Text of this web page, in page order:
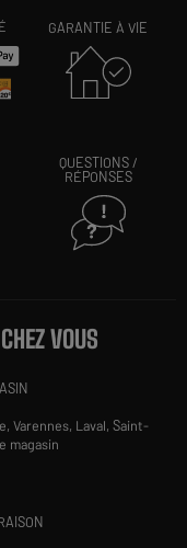
GARANTIE À VIE
QUESTIONS /
RÉPONSES
VOUS
Varennes, Laval,Saint-
magasin